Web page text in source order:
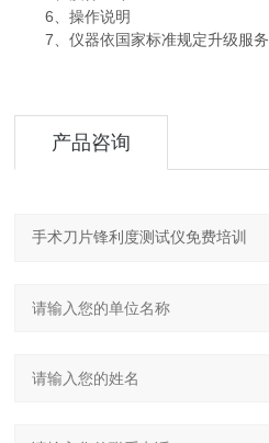
6、操作说明
7、仪器依国家标准规定升级服务
产品咨询